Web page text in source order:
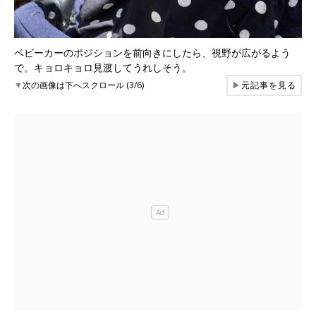
ベビーカーのポジションを前向きにしたら、視野が広がるよう
で。キョロキョロ見渡してうれしそう。
▼次の画像は下へスクロール (3/6) ▶元記事を見る